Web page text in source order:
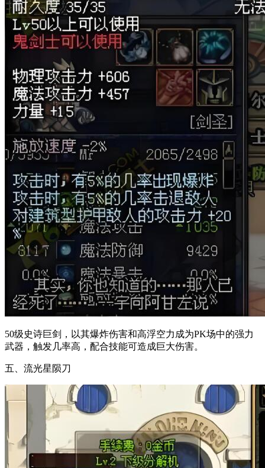
50级史诗巨剑，以其爆炸伤害和高浮空力成为PK场中的强力
武器，触发几率高，配合技能可造成巨大伤害。
五、流光星陨刀